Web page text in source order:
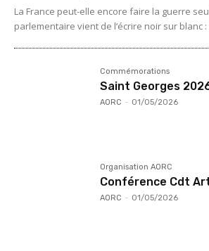
La France peut-elle encore faire la guerre
parlementaire vient de l’écrire noir sur blanc :
Commémorations
Saint Georges
AORC - 01/05/2026
Organisation AORC
Conférence Cdt
AORC - 01/05/2026